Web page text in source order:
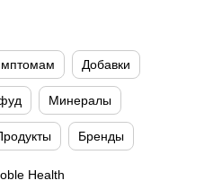
Добавки
Минералы
Бренды